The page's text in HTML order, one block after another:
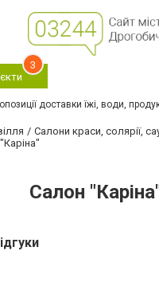
3
доставки їжі, води,
Салони краси, солярії,
Салон